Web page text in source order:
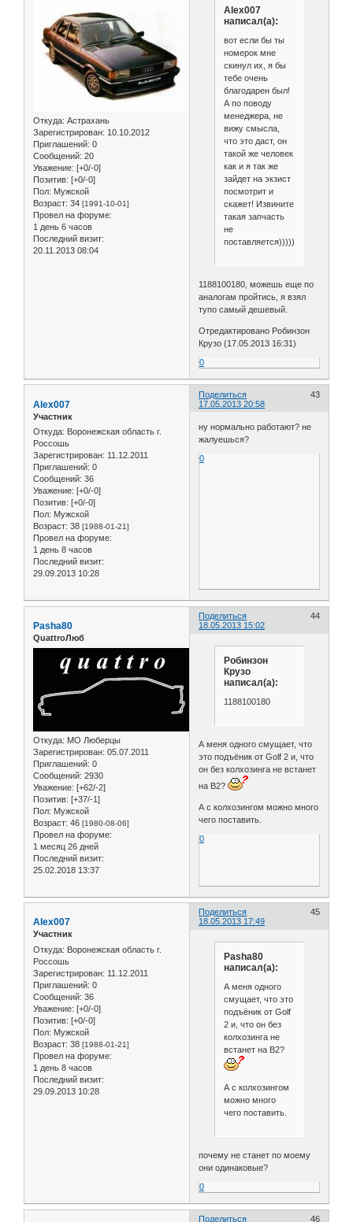
Откуда: Астрахань
Зарегистрирован: 10.10.2012
Приглашений: 0
Сообщений: 20
Уважение: [+0/-0]
Позитив: [+0/-0]
Пол: Мужской
Возраст: 34 [1991-10-01]
Провел на форуме:
1 день 6 часов
Последний визит:
20.11.2013 08:04
Alex007
написал(а):
вот если бы ты
номерок мне
скинул их, я бы
тебе очень
благодарен был!
А по поводу
менеджера, не
вижу смысла,
что это даст, он
такой же человек
как и я так же
зайдет на экзист
посмотрит и
скажет! Извините
такая запчасть
не
поставляется)))))))
1188100180, можешь еще по
аналогам пройтись, я взял
тупо самый дешевый.
Отредактировано Робинзон
Крузо (17.05.2013 16:31)
0
Поделиться
43
17.05.2013 20:58
Alex007
Участник
Откуда: Воронежская область г.
Россошь
Зарегистрирован: 11.12.2011
Приглашений: 0
Сообщений: 36
Уважение: [+0/-0]
Позитив: [+0/-0]
Пол: Мужской
Возраст: 38 [1988-01-21]
Провел на форуме:
1 день 8 часов
Последний визит:
29.09.2013 10:28
ну нормально работают? не
жалуешься?
0
Поделиться
44
18.05.2013 15:02
Pasha80
QuattroЛюб
Откуда: МО Люберцы
Зарегистрирован: 05.07.2011
Приглашений: 0
Сообщений: 2930
Уважение: [+62/-2]
Позитив: [+37/-1]
Пол: Мужской
Возраст: 46 [1980-08-06]
Провел на форуме:
1 месяц 26 дней
Последний визит:
25.02.2018 13:37
Робинзон
Крузо
написал(а):
1188100180
А меня одного смущает, что
это подъёник от Golf 2 и, что
он без колхозинга не встанет
на B2?
А с колхозингом можно много
чего поставить.
0
Поделиться
45
18.05.2013 17:49
Alex007
Участник
Откуда: Воронежская область г.
Россошь
Зарегистрирован: 11.12.2011
Приглашений: 0
Сообщений: 36
Уважение: [+0/-0]
Позитив: [+0/-0]
Пол: Мужской
Возраст: 38 [1988-01-21]
Провел на форуме:
1 день 8 часов
Последний визит:
29.09.2013 10:28
Pasha80
написал(а):
А меня одного
смущает, что это
подъёник от Golf
2 и, что он без
колхозинга не
встанет на B2?
А с колхозингом
можно много
чего поставить.
почему не станет по моему
они одинаковые?
0
Поделиться 46